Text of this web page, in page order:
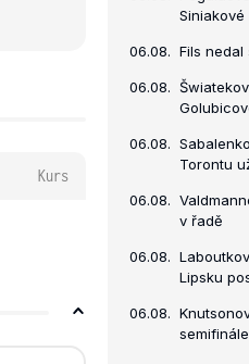
Kurs
Siniakové
06.08. Fils nedal
06.08.
06.08.
Torontu
06.08.
v řadě
06.08.
Lipsku
06.08.
semifinále